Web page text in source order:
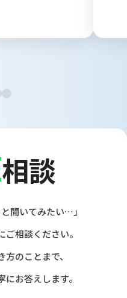
相談
聞いてみたい…」
ご相談ください。
のことまで、
お答えします。